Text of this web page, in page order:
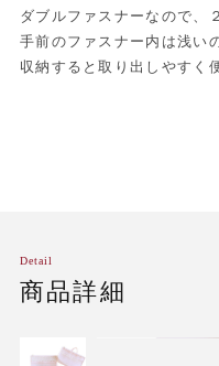
ダブルファスナーなので、
手前のファスナー内は浅い
収納すると取り出しやすく
商品詳細
Detail